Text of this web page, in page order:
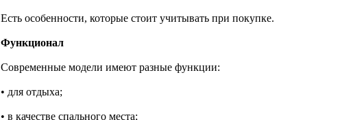
Есть особенности, которые стоит учитывать при покупке.
Функционал
Современные модели имеют разные функции:
• для отдыха;
• в качестве спального места;